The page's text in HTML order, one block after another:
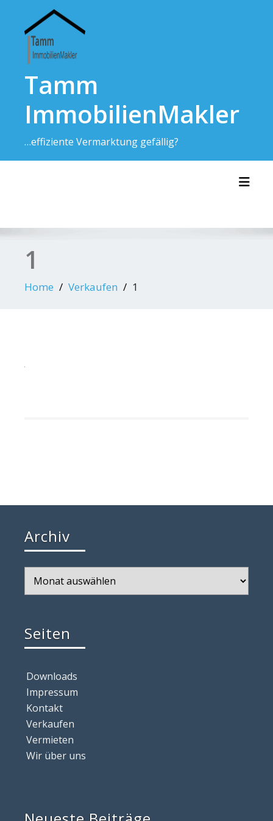
content
Tamm
ImmobilienMakler
…effiziente Vermarktung gefällig?
1
Home Verkaufen 1
Archiv
Seiten
Downloads
Impressum
Kontakt
Verkaufen
Vermieten
Wir über uns